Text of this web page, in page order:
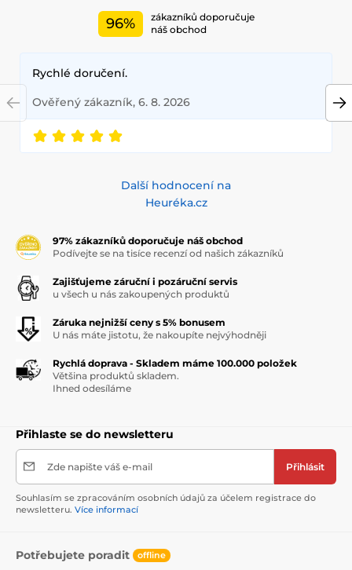
96%
zákazníků doporučuje
náš obchod
Rychlé doručení.
Ověřený zákazník, 6. 8. 2026
Další hodnocení na
Heuréka.cz
97% zákazníků doporučuje náš obchod
Podívejte se na tisíce recenzí od našich zákazníků
Zajišťujeme záruční i pozáruční servis
u všech u nás zakoupených produktů
Záruka nejnižší ceny s 5% bonusem
U nás máte jistotu, že nakoupíte nejvýhodněji
Rychlá doprava - Skladem máme 100.000 položek
Většina produktů skladem.
Ihned odesíláme
Přihlaste se do newsletteru
Zde napište váš e-mail Přihlásit
Souhlasím se zpracováním osobních údajů za účelem registrace do
newsletteru. Více informací
Potřebujete poradit offline